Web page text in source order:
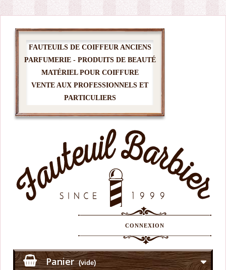
FAUTEUILS DE COIFFEUR ANCIENS
PARFUMERIE - PRODUITS DE BEAUTÉ
MATÉRIEL POUR COIFFURE
VENTE AUX PROFESSIONNELS ET
PARTICULIERS
CONNEXION
Panier (vide)